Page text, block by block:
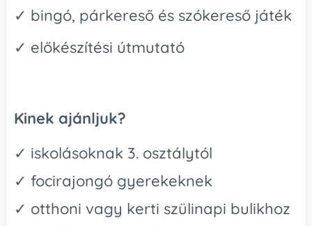
✓ bingó, párkereső és szókereső játék
✓ előkészítési útmutató
Kinek ajánljuk?
✓ iskolásoknak 3. osztálytól
✓ focirajongó gyerekeknek
✓ otthoni vagy kerti szülinapi bulikhoz